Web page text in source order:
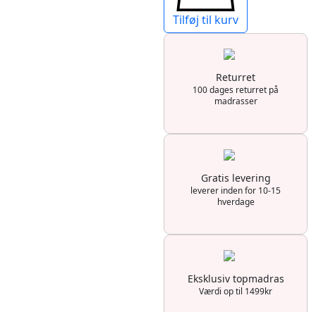
Tilføj til kurv
Returret
100 dages returret på
madrasser
Gratis levering
leverer inden for 10-15
hverdage
Eksklusiv topmadras
Værdi op til 1499kr